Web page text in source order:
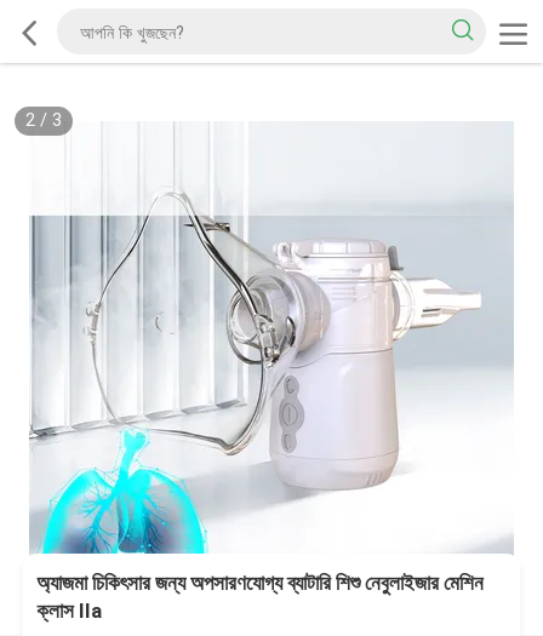
2/ 3
অ্যাজমা চিকিৎসার জন্য অপসারণযোগ্য ব্যাটারি শিশু নেবুলাইজার মেশিন
ক্লাস IIa